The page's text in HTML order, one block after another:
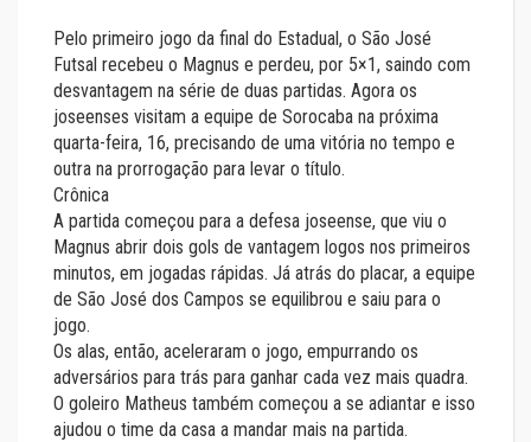
Pelo primeiro jogo da final do Estadual, o São José
Futsal recebeu o Magnus e perdeu, por 5×1, saindo com
desvantagem na série de duas partidas. Agora os
joseenses visitam a equipe de Sorocaba na próxima
quarta-feira, 16, precisando de uma vitória no tempo e
outra na prorrogação para levar o título.
Crônica
A partida começou para a defesa joseense, que viu o
Magnus abrir dois gols de vantagem logos nos primeiros
minutos, em jogadas rápidas. Já atrás do placar, a equipe
de São José dos Campos se equilibrou e saiu para o
jogo.
Os alas, então, aceleraram o jogo, empurrando os
adversários para trás para ganhar cada vez mais quadra.
O goleiro Matheus também começou a se adiantar e isso
ajudou o time da casa a mandar mais na partida.